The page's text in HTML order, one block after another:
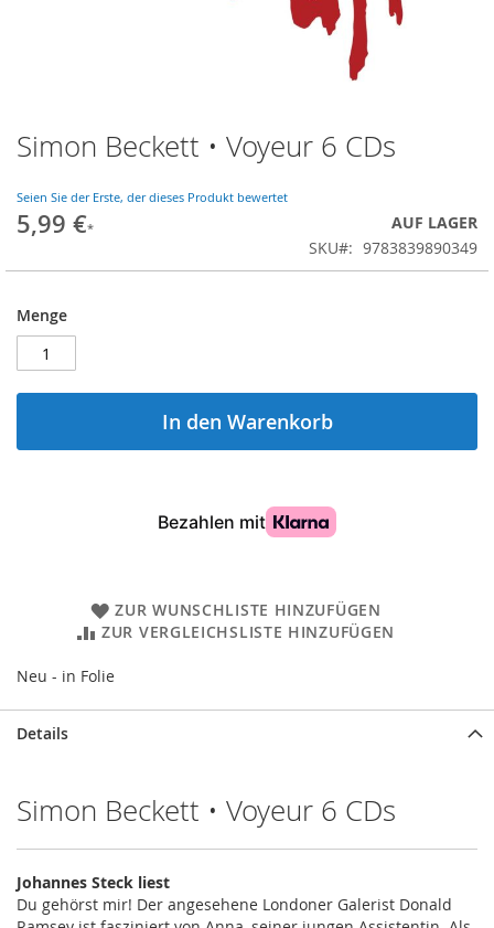
Zum
Anfang
Bildgalerie
springen
Simon Beckett • Voyeur 6 CDs
Seien Sie der Erste, der dieses Produkt bewertet
5,99 €
AUF LAGER
SKU
9783839890349
Menge
In den Warenkorb
ZUR WUNSCHLISTE HINZUFÜGEN
ZUR VERGLEICHSLISTE HINZUFÜGEN
Neu - in Folie
Details
Simon Beckett • Voyeur 6 CDs
Johannes Steck liest
Du gehörst mir! Der angesehene Londoner Galerist Donald